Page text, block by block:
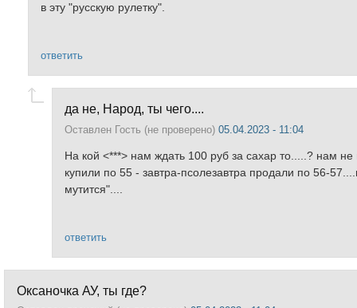
в эту "русскую рулетку".
ответить
да не, Народ, ты чего....
Оставлен Гость (не проверено) 05.04.2023 - 11:04
На кой <***> нам ждать 100 руб за сахар то.....? нам не
купили по 55 - завтра-псолезавтра продали по 56-
мутится"....
ответить
Оксаночка АУ, ты где?